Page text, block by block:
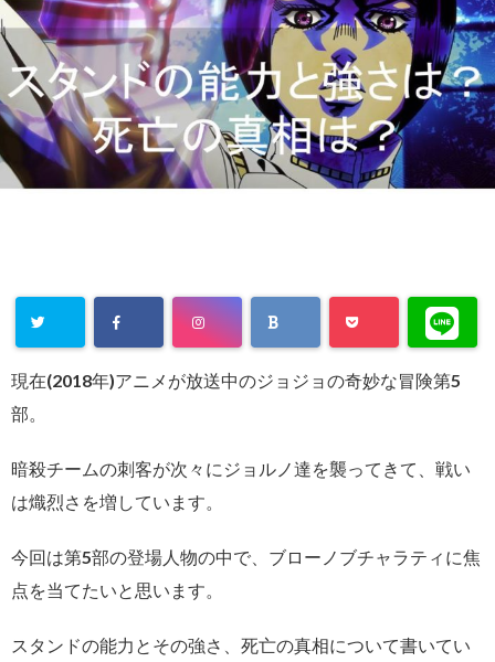
現在(2018年)アニメが放送中のジョジョの奇妙な冒険第5
部。
暗殺チームの刺客が次々にジョルノ達を襲ってきて、戦い
は熾烈さを増しています。
今回は第5部の登場人物の中で、ブローノブチャラティに焦
点を当てたいと思います。
スタンドの能力とその強さ、死亡の真相について書いてい